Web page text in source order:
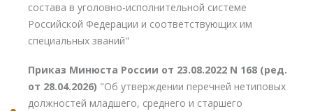
состава в уголовно-исполнительной системе
Российской Федерации и соответствующих им
специальных званий"
Приказ Минюста России от 23.08.2022 N 168 (ред.
от 28.04.2026) "Об утверждении перечней нетиповых
должностей младшего, среднего и старшего